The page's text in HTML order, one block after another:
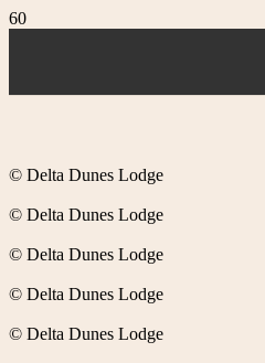
© Delta Dunes Lodge
© Delta Dunes Lodge
© Delta Dunes Lodge
© Delta Dunes Lodge
© Delta Dunes Lodge